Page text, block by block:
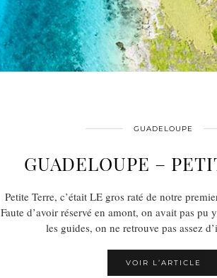
GUADELOUPE
GUADELOUPE –
Petite Terre, c’était LE gros raté de notre
Faute d’avoir réservé en amont, on avait pas pu
les guides, on ne retrouve pas assez
VOIR L’ARTICLE